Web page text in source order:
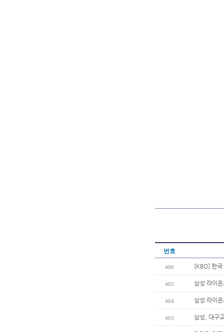
번호
406 [KBO] 한국
405 삼성 라이
404 삼성 라이
403 삼성, 대구